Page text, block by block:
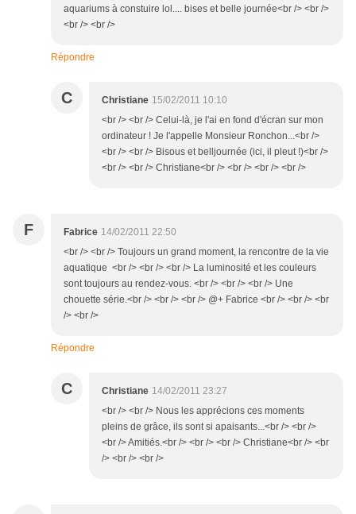
aquariums à constuire lol.... bises et belle journée<br /> <br />
<br /> <br />
Répondre
C Christiane 15/02/2011 10:10
<br /> <br /> Celui-là, je l'ai en fond d'écran sur mon
ordinateur ! Je l'appelle Monsieur Ronchon...<br />
<br /> <br /> Bisous et belljournée (ici, il pleut !)<br />
<br /> <br /> Christiane<br /> <br /> <br /> <br />
F Fabrice 14/02/2011 22:50
<br /> <br /> Toujours un grand moment, la rencontre de la vie
aquatique <br /> <br /> <br /> La luminosité et les couleurs
sont toujours au rendez-vous. <br /> <br /> <br /> Une
chouette série.<br /> <br /> <br /> @+ Fabrice <br /> <br /> <br
/> <br />
Répondre
C Christiane 14/02/2011 23:27
<br /> <br /> Nous les apprécions ces moments
pleins de grâce, ils sont si apaisants...<br /> <br />
<br /> Amitiés.<br /> <br /> <br /> Christiane<br /> <br
/> <br /> <br />